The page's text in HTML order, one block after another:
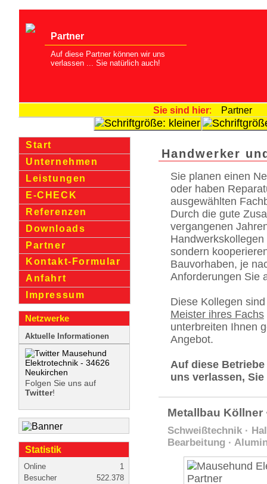
Partner
Auf diese Partner können wir uns
verlassen ... Sie natürlich auch!
Sie sind hier: Partner
Handwerker
Sie planen einen
oder haben
ausgewählten
Durch die gute
vergangenen
sondern
Bauvorhaben, je
Anforderungen Sie
Diese Kollegen
Meister ihres Fachs
unterbreiten Ihnen
Angebot.
Auf diese
uns verlassen,
Metallbau Köllner
Schweißtechnik ·
Bearbeitung ·
Start
Unternehmen
Leistungen
E-CHECK
Referenzen
Downloads
Partner
Kontakt-Formular
Anfahrt
Impressum
Netzwerke
Aktuelle Informationen
Folgen Sie uns auf
Twitter!
Statistik
Online
1
Besucher
522.378